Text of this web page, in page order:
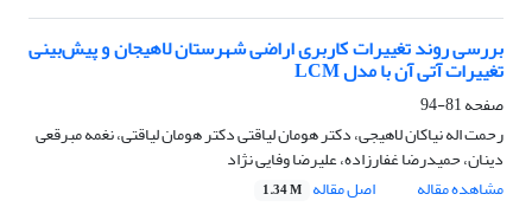
بررسی روند تغییرات کاربری اراضی شهرستان لاهیجان و پیش‌بینی
تغییرات آتی آن با مدل LCM
صفحه81-94
رحمت اله نیاکان لاهیجی، دکتر هومان لیاقتی دکتر هومان لیاقتی، نغمه مبرقعی
دینان، حمیدرضا غفارزاده، علیرضا وفایی نژاد
مشاهده مقاله
اصل مقاله 1.34 M